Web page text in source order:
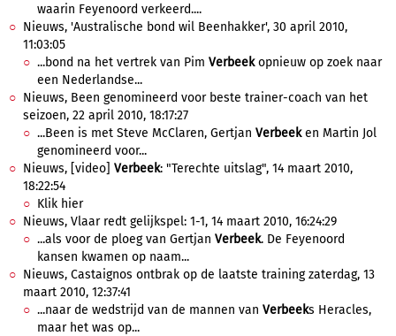
waarin Feyenoord verkeerd....
Nieuws, 'Australische bond wil Beenhakker', 30 april 2010,
11:03:05
...bond na het vertrek van Pim Verbeekopnieuw op zoek naar
een Nederlandse...
Nieuws, Been genomineerd voor beste trainer-coach van het
seizoen, 22 april 2010, 18:17:27
...Been is met Steve McClaren, Gertjan Verbeeken Martin Jol
genomineerd voor...
Nieuws, [video] Verbeek: "Terechte uitslag", 14 maart 2010,
18:22:54
Klik hier
Nieuws, Vlaar redt gelijkspel: 1-1, 14 maart 2010, 16:24:29
...als voor de ploeg van Gertjan Verbeek. De Feyenoord
kansen kwamen op naam...
Nieuws, Castaignos ontbrak op de laatste training zaterdag, 13
maart 2010, 12:37:41
...naar de wedstrijd van de mannen van Verbeeks Heracles,
maar het was op...